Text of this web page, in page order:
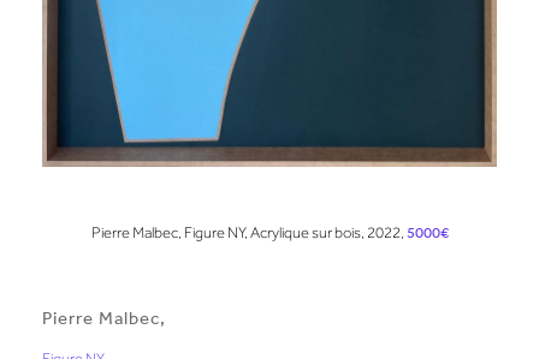
Pierre Malbec, Figure NY, Acrylique sur bois, 2022, 5000€
Pierre Malbec,